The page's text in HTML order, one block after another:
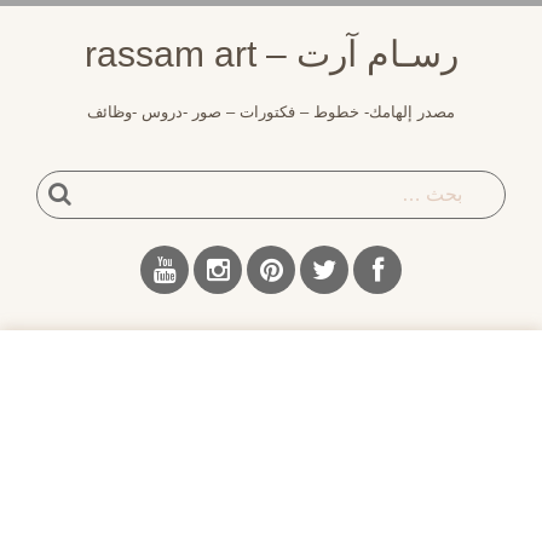
رسـام آرت – rassam art
مصدر إلهامك- خطوط – فكتورات – صور -دروس -وظائف